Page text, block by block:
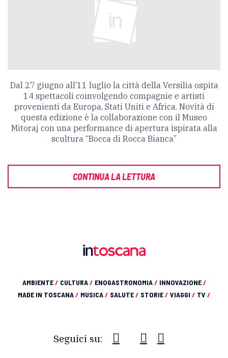
Dal 27 giugno all’11 luglio la città della Versilia ospita
14 spettacoli coinvolgendo compagnie e artisti
provenienti da Europa, Stati Uniti e Africa. Novità di
questa edizione è la collaborazione con il Museo
Mitoraj con una performance di apertura ispirata alla
scultura “Bocca di Rocca Bianca”
CONTINUA LA LETTURA
AMBIENTE/ CULTURA/ ENOGASTRONOMIA/ INNOVAZIONE/
MADE IN TOSCANA/ MUSICA/ SALUTE/ STORIE/ VIAGGI / TV /
Seguici su: